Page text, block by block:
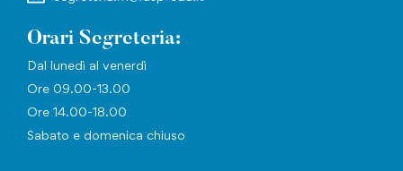
Orari Segreteria:
Dal lunedì al venerdì
Ore 09.00-13.00
Ore 14.00-18.00
Sabato e domenica chiuso